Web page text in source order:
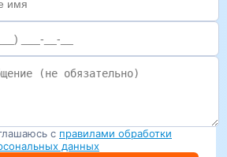
с правилами обработки
данных